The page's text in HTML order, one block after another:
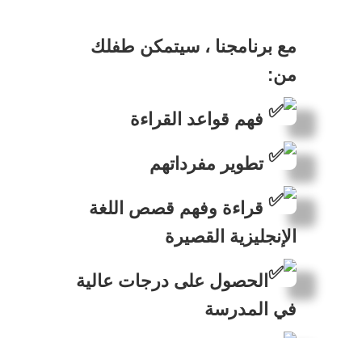
مع برنامجنا ، سيتمكن طفلك
من:
فهم قواعد القراءة
تطوير مفرداتهم
قراءة وفهم قصص اللغة
الإنجليزية القصيرة
الحصول على درجات عالية
في المدرسة